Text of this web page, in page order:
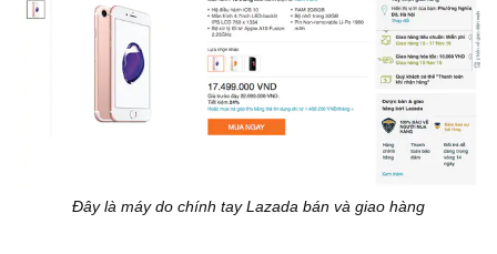
Đây là máy do chính tay Lazada bán và giao hàng